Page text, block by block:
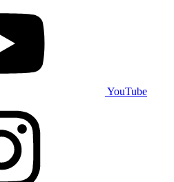
YouTube